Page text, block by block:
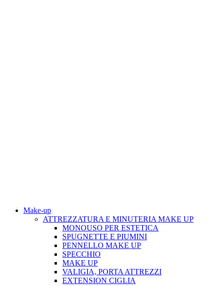
Make-up
ATTREZZATURA E MINUTERIA MAKE UP
MONOUSO PER ESTETICA
SPUGNETTE E PIUMINI
PENNELLO MAKE UP
SPECCHIO
MAKE UP
VALIGIA, PORTA ATTREZZI
EXTENSION CIGLIA